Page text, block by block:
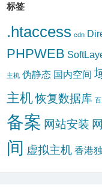
标签
.htaccess cdn
PHPWEB
主机 伪静态 国内空间
主机恢复数据库
备案 网站安装
间 虚拟主机 香港